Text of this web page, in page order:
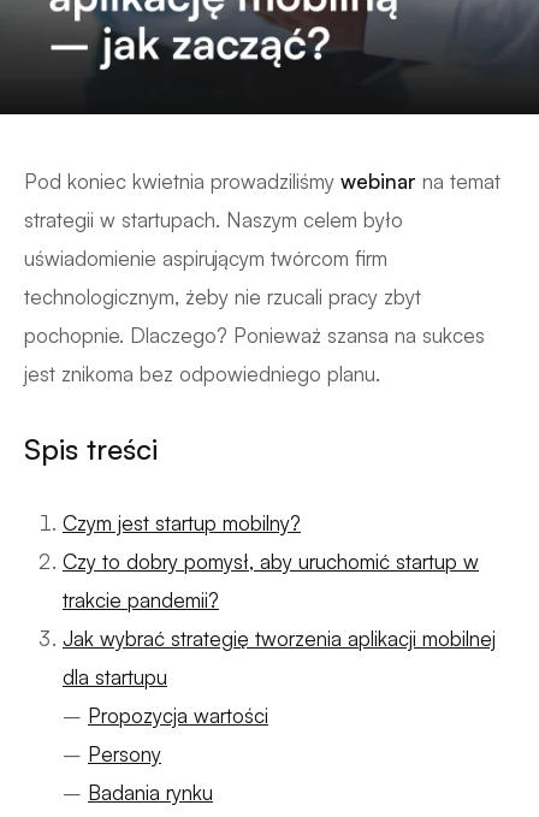
Pod koniec kwietnia prowadziliśmy webinar na temat
strategii w startupach. Naszym celem było
uświadomienie aspirującym twórcom firm
technologicznym, żeby nie rzucali pracy zbyt
pochopnie. Dlaczego? Ponieważ szansa na sukces
jest znikoma bez odpowiedniego planu.
Spis treści
Czym jest startup mobilny?
Czy to dobry pomysł, aby uruchomić startup w
trakcie pandemii?
Jak wybrać strategię tworzenia aplikacji mobilnej
dla startupu
– Propozycja wartości
– Persony
– Badania rynku